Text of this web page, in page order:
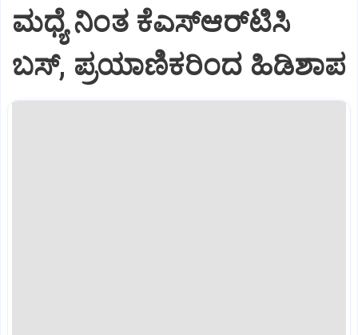
ಮಧ್ಯೆ ನಿಂತ ಕೆಎಸ್‍ಆರ್‌ಟಿಸಿ
ಬಸ್, ಪ್ರಯಾಣಿಕರಿಂದ ಹಿಡಿಶಾಪ